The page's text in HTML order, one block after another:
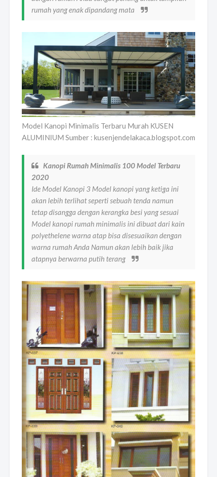
rumah yang enak dipandang mata
Model Kanopi Minimalis Terbaru Murah KUSEN
ALUMINIUM Sumber : kusenjendelakaca.blogspot.com
Kanopi Rumah Minimalis 100 Model Terbaru
2020
Ide Model Kanopi 3 Model kanopi yang ketiga ini
akan lebih terlihat seperti sebuah tenda namun
tetap disangga dengan kerangka besi yang sesuai
Model kanopi rumah minimalis ini dibuat dari kain
polyethelene warna atap bisa disesuaikan dengan
warna rumah Anda Namun akan lebih baik jika
atapnya berwarna putih terang